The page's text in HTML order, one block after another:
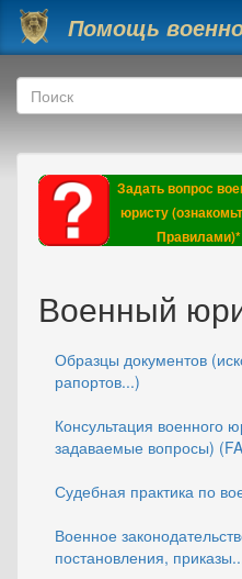
Перейти к основному содержанию
Помощь
Форма поиска
Поиск
Задать вопрос
юристу
Правилами)*
Военный
Образцы документов
рапортов...)
Консультация военного
задаваемые вопросы)
Судебная практика по
Военное
постановления,